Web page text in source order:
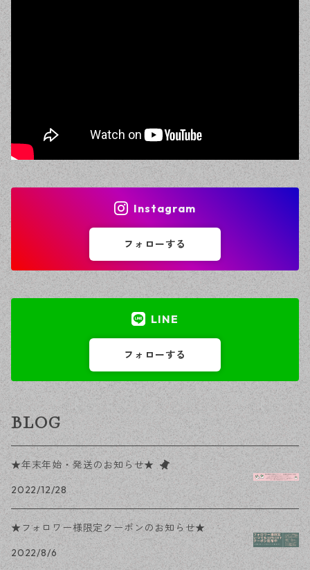
Instagram
フォローする
LINE
フォローする
BLOG
★年末年始・発送のお知らせ★
2022/12/28
★フォロワー様限定クーポンのお知らせ★
2022/8/6